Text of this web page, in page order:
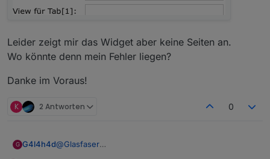
Leider zeigt mir das Widget aber keine Seiten an.
Wo könnte denn mein Fehler liegen?
Danke im Voraus!
K 2 Antworten 0
G G4l4h4d@Glasfaser